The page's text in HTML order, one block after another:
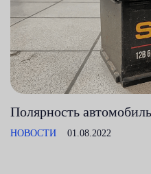
Полярность
НОВОСТИ 01.08.2022